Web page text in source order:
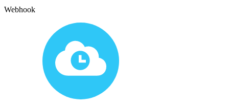
Webhook